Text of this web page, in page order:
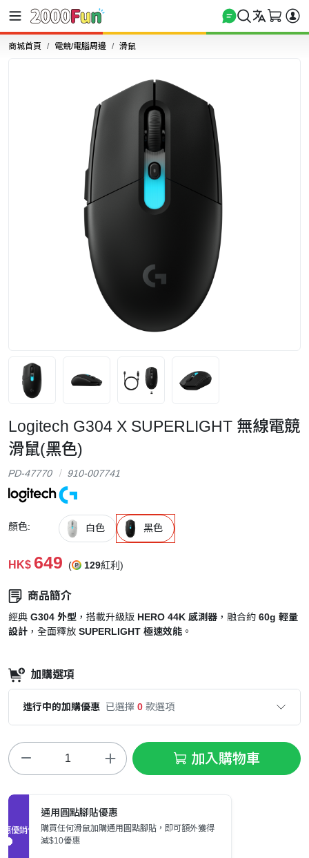
商城首頁 電競/電腦周邊 滑鼠
Logitech G304 X SUPERLIGHT 無線電競
滑鼠(黑色)
PD-47770 910-007741
顏色: 白色 黑色
HK$ 649 ( 129紅利)
商品簡介
經典 G304 外型 ，搭載升級版 HERO 44K 感測器 ，融合約 60g 輕量
設計 ，全面釋放 SUPERLIGHT 極速效能 。
加購選項
進行中的加購優惠 已選擇 0 款選項
加入購物車
促銷優惠
通用圓點腳貼優惠
購買任何滑鼠加購通用圓點腳貼，即可額外獲得
減$10優惠